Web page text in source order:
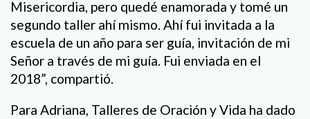
Misericordia, pero quedé enamorada y tomé un
segundo taller ahí mismo. Ahí fui invitada a la
escuela de un año para ser guía, invitación de mi
Señor a través de mi guía. Fui enviada en el
2018”, compartió.
Para Adriana, Talleres de Oración y Vida ha dado